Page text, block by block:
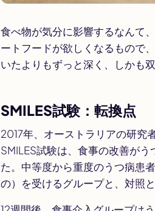
食べ物が気分に影響するなんて
ートフードが欲しくなるもので
いたよりもずっと深く、しかも
SMILES試験：転換点
2017年、オーストラリアの研究
SMILES試験は、食事の改善が
た。中等度から重度のうつ病患
の）を受けるグループと、対照